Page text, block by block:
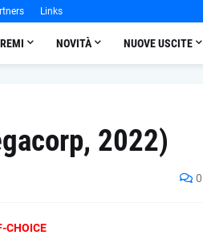
Links
NOVITÀ NUOVE USCITE
2022)
0
CHOICE